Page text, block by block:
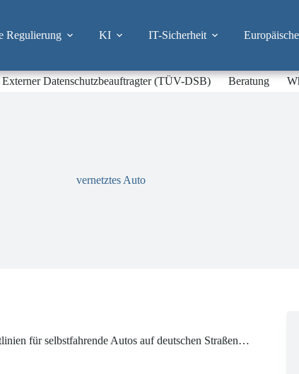
Regulierung KI IT-Sicherheit
Externer Datenschutzbeauftragter (TÜV-DSB) Beratung
vernetztes Auto
für selbstfahrende Autos auf deutschen Straßen…